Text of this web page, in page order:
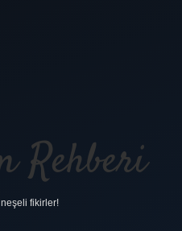
Rehberi
fikirler!